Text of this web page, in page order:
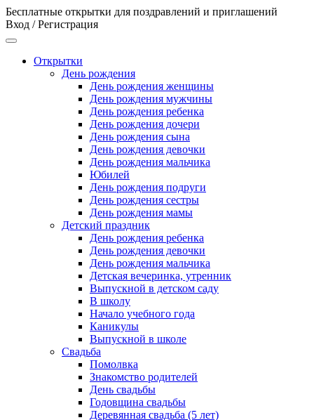
Бесплатные открытки для поздравлений и приглашений
Вход / Регистрация
Открытки
День рождения
День рождения женщины
День рождения мужчины
День рождения ребенка
День рождения дочери
День рождения сына
День рождения девочки
День рождения мальчика
Юбилей
День рождения подруги
День рождения сестры
День рождения мамы
Детский праздник
День рождения ребенка
День рождения девочки
День рождения мальчика
Детская вечеринка, утренник
Выпускной в детском саду
В школу
Начало учебного года
Каникулы
Выпускной в школе
Свадьба
Помолвка
Знакомство родителей
День свадьбы
Годовщина свадьбы
Деревянная свадьба (5 лет)